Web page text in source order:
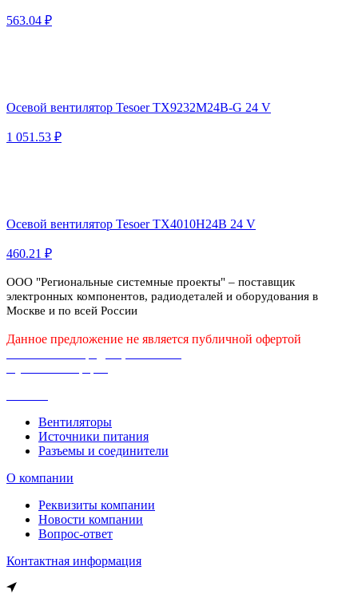
563.04 ₽
Осевой вентилятор Tesoer TX9232M24B-G 24 V
1 051.53 ₽
Осевой вентилятор Tesoer TX4010H24B 24 V
460.21 ₽
ООО "Региональные системные проекты" – поставщик
электронных компонентов, радиодеталей и оборудования в
Москве и по всей России
Данное предложение не является публичной офертой
Вентиляторы
Источники питания
Разъемы и соединители
О компании
Реквизиты компании
Новости компании
Вопрос-ответ
Контактная информация